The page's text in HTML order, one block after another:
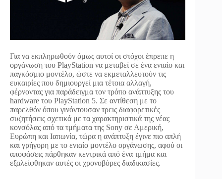
Για να εκπληρωθούν όμως αυτοί οι στόχοι έπρεπε η
οργάνωση του PlayStation να μεταβεί σε ένα ενιαίο και
παγκόσμιο μοντέλο, ώστε να εκμεταλλευτούν τις
ευκαιρίες που δημιουργεί μια τέτοια αλλαγή,
φέρνοντας για παράδειγμα τον τρόπο ανάπτυξης του
hardware του PlayStation 5. Σε αντίθεση με το
παρελθόν όπου γινόντουσαν τρεις διαφορετικές
συζητήσεις σχετικά με τα χαρακτηριστικά της νέας
κονσόλας από τα τμήματα της Sony σε Αμερική,
Ευρώπη και Ιαπωνία, τώρα η ανάπτυξη έγινε πιο απλή
και γρήγορη με το ενιαίο μοντέλο οργάνωσης, αφού οι
αποφάσεις πάρθηκαν κεντρικά από ένα τμήμα και
εξαλείφθηκαν αυτές οι χρονοβόρες διαδικασίες.